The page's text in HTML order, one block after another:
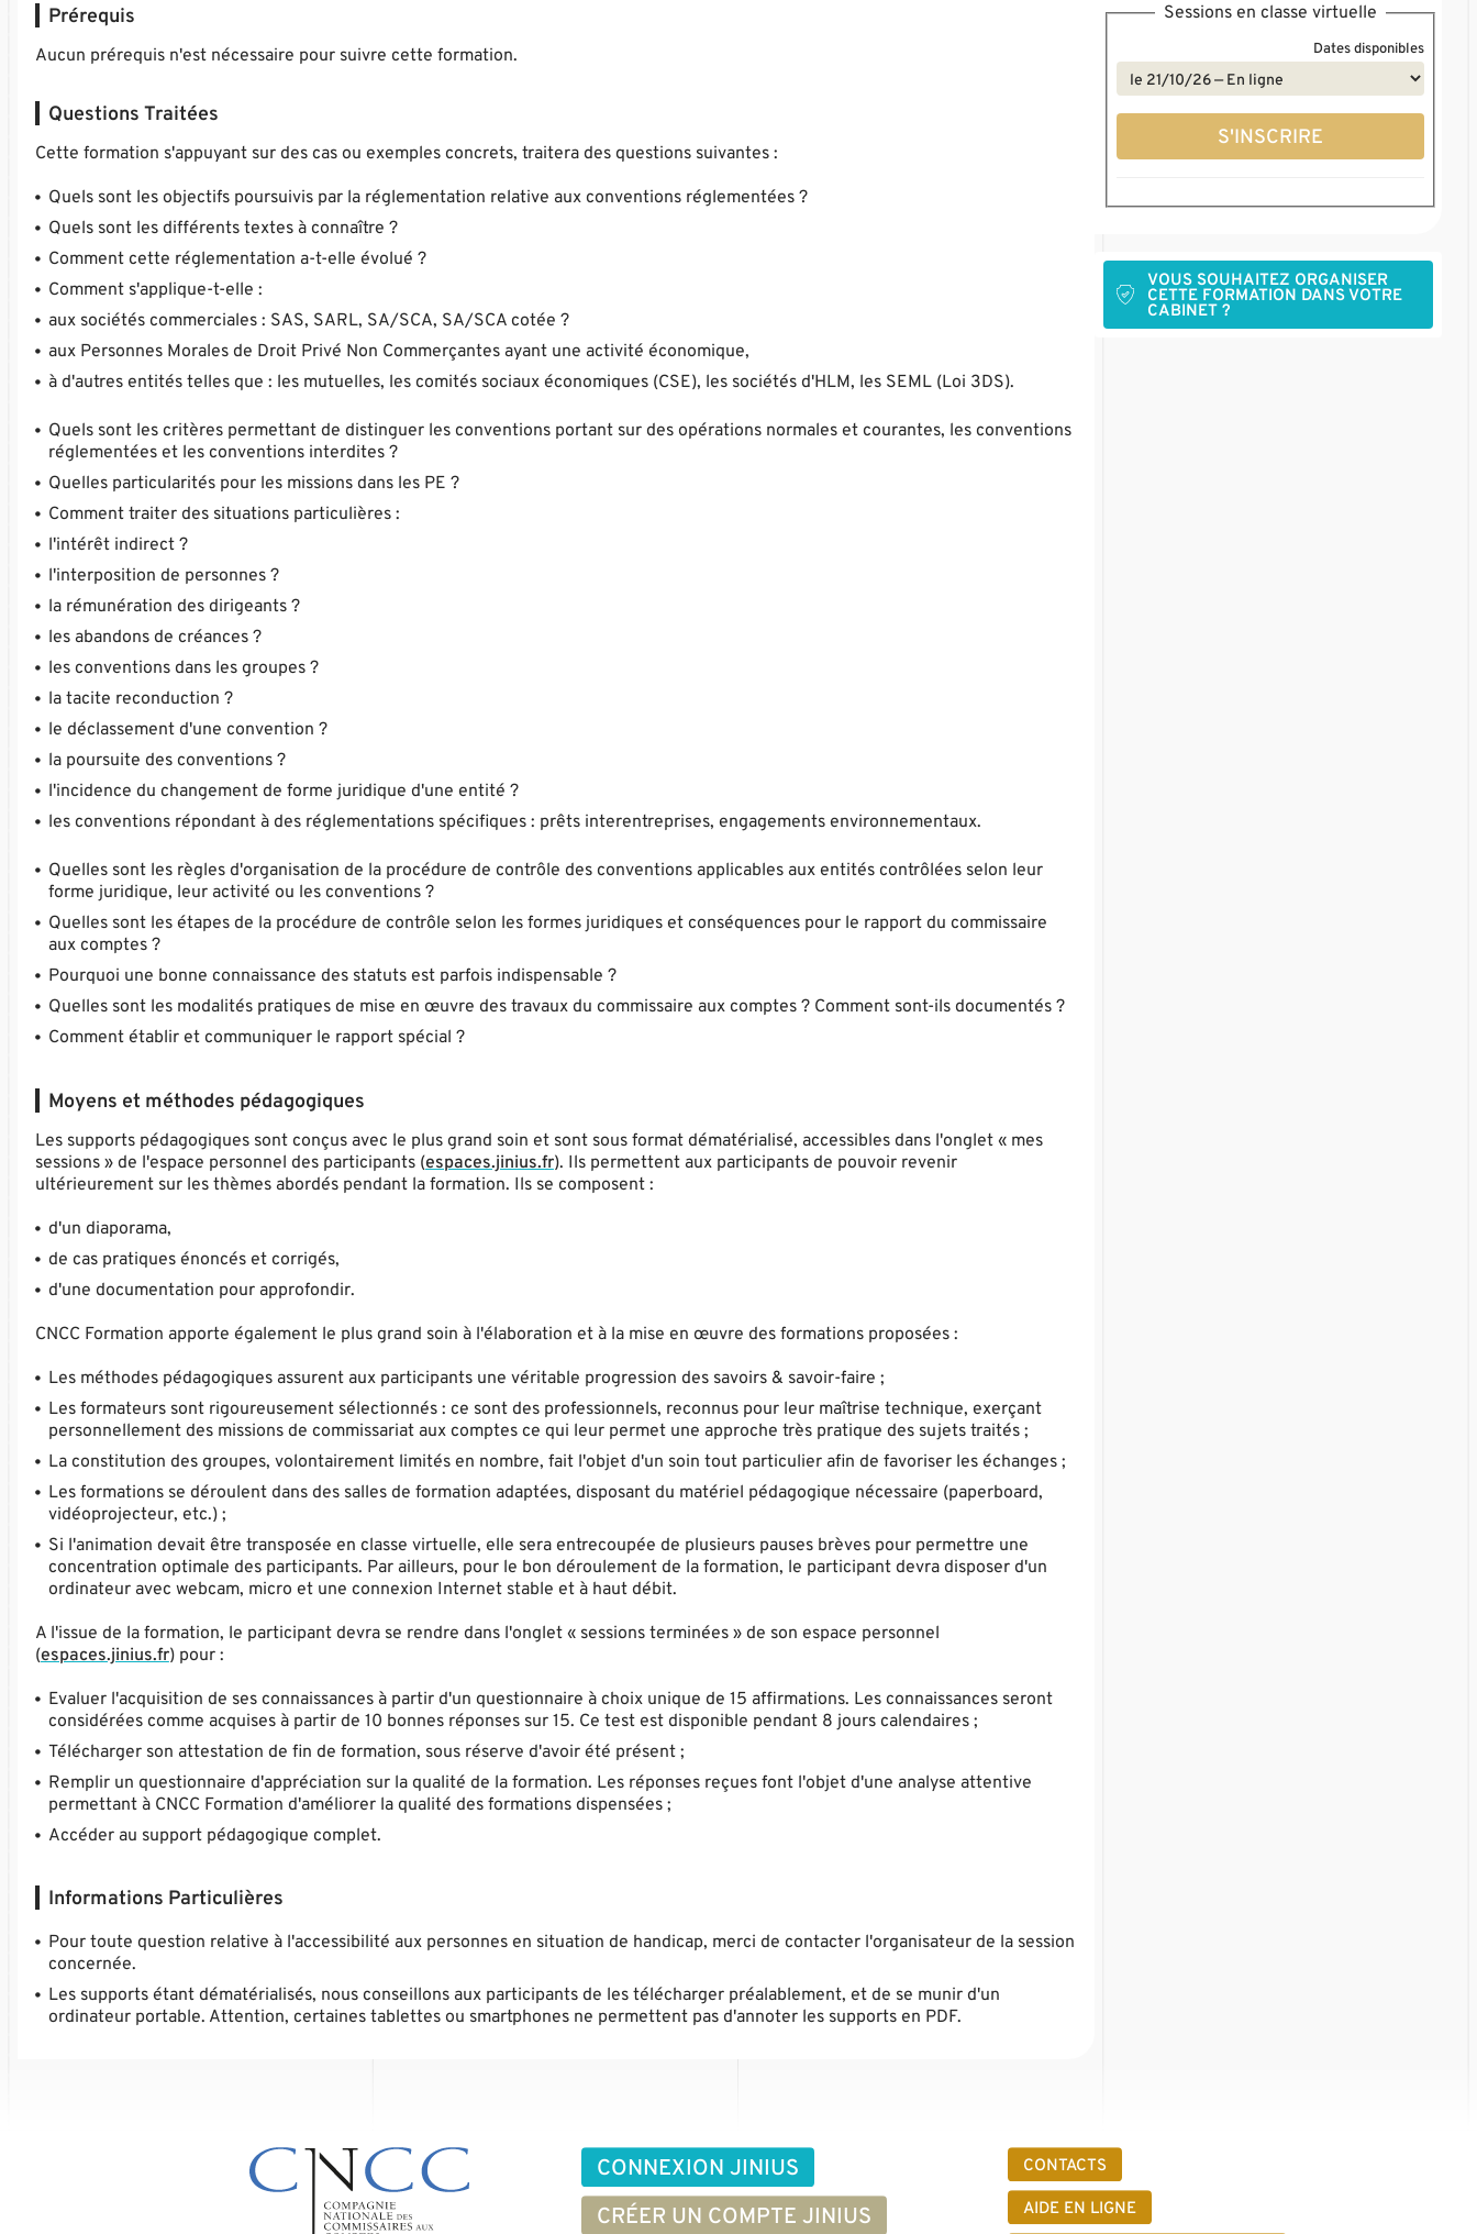
Prérequis
Aucun prérequis n'est nécessaire pour suivre cette formation.
Questions Traitées
Cette formation s'appuyant sur des cas ou exemples concrets, traitera des questions suivantes :
Quels sont les objectifs poursuivis par la réglementation relative aux conventions réglementées ?
Quels sont les différents textes à connaître ?
Comment cette réglementation a-t-elle évolué ?
Comment s'applique-t-elle :
aux sociétés commerciales : SAS, SARL, SA/SCA, SA/SCA cotée ?
aux Personnes Morales de Droit Privé Non Commerçantes ayant une activité économique,
à d'autres entités telles que : les mutuelles, les comités sociaux économiques (CSE), les sociétés d'HLM, les SEML (Loi 3DS).
Quels sont les critères permettant de distinguer les conventions portant sur des opérations normales et courantes, les conventions
réglementées et les conventions interdites ?
Quelles particularités pour les missions dans les PE ?
Comment traiter des situations particulières :
l'intérêt indirect ?
l'interposition de personnes ?
la rémunération des dirigeants ?
les abandons de créances ?
les conventions dans les groupes ?
la tacite reconduction ?
le déclassement d'une convention ?
la poursuite des conventions ?
l'incidence du changement de forme juridique d'une entité ?
les conventions répondant à des réglementations spécifiques : prêts interentreprises, engagements environnementaux.
Quelles sont les règles d'organisation de la procédure de contrôle des conventions applicables aux entités contrôlées selon leur
forme juridique, leur activité ou les conventions ?
Quelles sont les étapes de la procédure de contrôle selon les formes juridiques et conséquences pour le rapport du commissaire
aux comptes ?
Pourquoi une bonne connaissance des statuts est parfois indispensable ?
Quelles sont les modalités pratiques de mise en œuvre des travaux du commissaire aux comptes ? Comment sont-ils documentés ?
Comment établir et communiquer le rapport spécial ?
Moyens et méthodes pédagogiques
Les supports pédagogiques sont conçus avec le plus grand soin et sont sous format dématérialisé, accessibles dans l'onglet « mes
sessions » de l'espace personnel des participants (espaces.jinius.fr). Ils permettent aux participants de pouvoir revenir
ultérieurement sur les thèmes abordés pendant la formation. Ils se composent :
d'un diaporama,
de cas pratiques énoncés et corrigés,
d'une documentation pour approfondir.
CNCC Formation apporte également le plus grand soin à l'élaboration et à la mise en œuvre des formations proposées :
Les méthodes pédagogiques assurent aux participants une véritable progression des savoirs & savoir-faire ;
Les formateurs sont rigoureusement sélectionnés : ce sont des professionnels, reconnus pour leur maîtrise technique, exerçant
personnellement des missions de commissariat aux comptes ce qui leur permet une approche très pratique des sujets traités ;
La constitution des groupes, volontairement limités en nombre, fait l'objet d'un soin tout particulier afin de favoriser les échanges ;
Les formations se déroulent dans des salles de formation adaptées, disposant du matériel pédagogique nécessaire (paperboard,
vidéoprojecteur, etc.) ;
Si l'animation devait être transposée en classe virtuelle, elle sera entrecoupée de plusieurs pauses brèves pour permettre une
concentration optimale des participants. Par ailleurs, pour le bon déroulement de la formation, le participant devra disposer d'un
ordinateur avec webcam, micro et une connexion Internet stable et à haut débit.
A l'issue de la formation, le participant devra se rendre dans l'onglet « sessions terminées » de son espace personnel
(espaces.jinius.fr) pour :
Evaluer l'acquisition de ses connaissances à partir d'un questionnaire à choix unique de 15 affirmations. Les connaissances seront
considérées comme acquises à partir de 10 bonnes réponses sur 15. Ce test est disponible pendant 8 jours calendaires ;
Télécharger son attestation de fin de formation, sous réserve d'avoir été présent ;
Remplir un questionnaire d'appréciation sur la qualité de la formation. Les réponses reçues font l'objet d'une analyse attentive
permettant à CNCC Formation d'améliorer la qualité des formations dispensées ;
Accéder au support pédagogique complet.
Informations Particulières
Pour toute question relative à l'accessibilité aux personnes en situation de handicap, merci de contacter l'organisateur de la session
concernée.
Les supports étant dématérialisés, nous conseillons aux participants de les télécharger préalablement, et de se munir d'un
ordinateur portable. Attention, certaines tablettes ou smartphones ne permettent pas d'annoter les supports en PDF.
Sessions en classe virtuelle
Dates disponibles
S'INSCRIRE
VOUS SOUHAITEZ ORGANISER
CETTE FORMATION DANS VOTRE
CABINET ?
CONNEXION JINIUS
CRÉER UN COMPTE JINIUS
CONTACTS
AIDE EN LIGNE